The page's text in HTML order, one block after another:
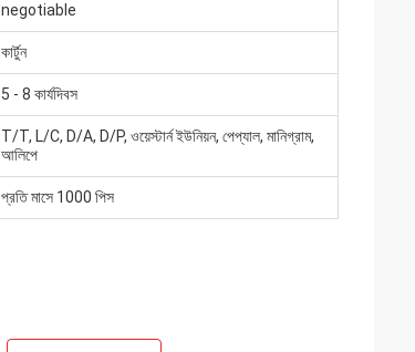
negotiable
কার্টুন
5 - 8 কার্যদিবস
T/T, L/C, D/A, D/P, ওয়েস্টার্ন ইউনিয়ন, পেপ্যাল, মানিগ্রাম,
আলিপে
প্রতি মাসে 1000 পিস